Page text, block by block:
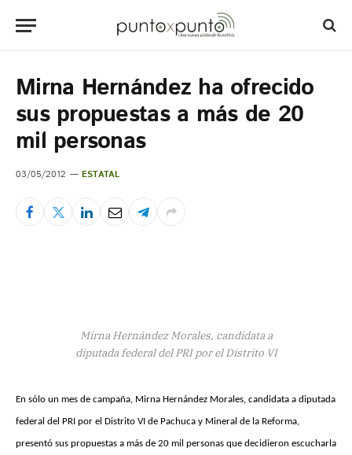
Mirna Hernández ha ofrecido
sus propuestas a más de 20
mil personas
03/05/2012 ESTATAL
Mirna Hernández Morales, candidata a
diputada federal del PRI por el Distrito VI
En sólo un mes de campaña, Mirna Hernández Morales, candidata a diputada
federal del PRI por el Distrito VI de Pachuca y Mineral de la Reforma,
presentó sus propuestas a más de 20 mil personas que decidieron escucharla